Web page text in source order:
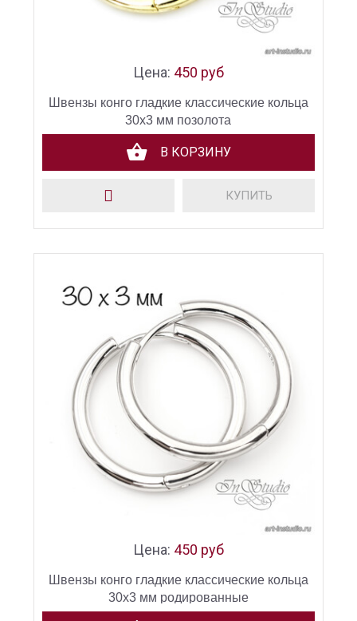
Цена: 450 руб
Швензы конго гладкие классические кольца
30х3 мм позолота
В КОРЗИНУ
КУПИТЬ
Цена: 450 руб
Швензы конго гладкие классические кольца
30х3 мм родированные